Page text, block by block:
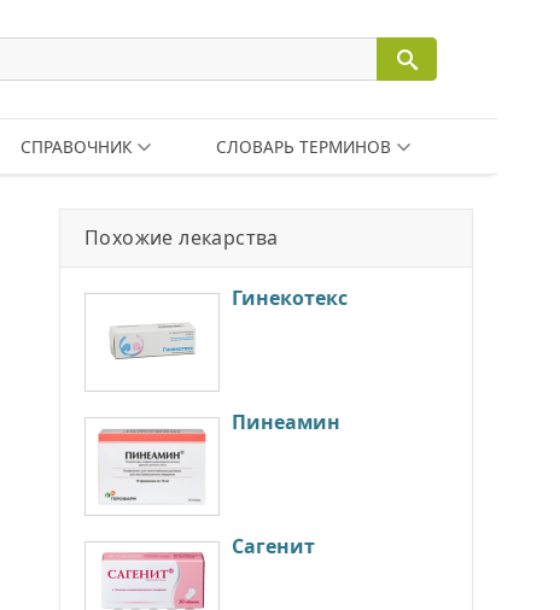
СПРАВОЧНИК СЛОВАРЬ ТЕРМИНОВ
Похожие лекарства
Гинекотекс
Пинеамин
Сагенит